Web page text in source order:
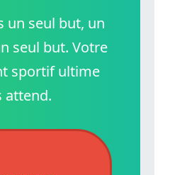
un seul but, un
seul but. Votre
sportif ultime
attend.